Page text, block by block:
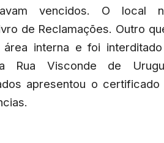
vencidos. O local
de Reclamações. Outro
área interna e foi
Rua Visconde de
apresentou o